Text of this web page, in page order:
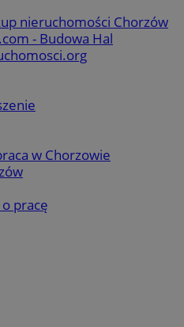
nieruchomości Chorzów
- Budowa Hal
w Chorzowie
o pracę